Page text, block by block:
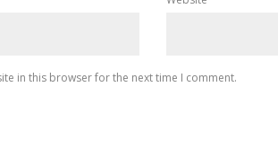
in this browser for the next time I comment.